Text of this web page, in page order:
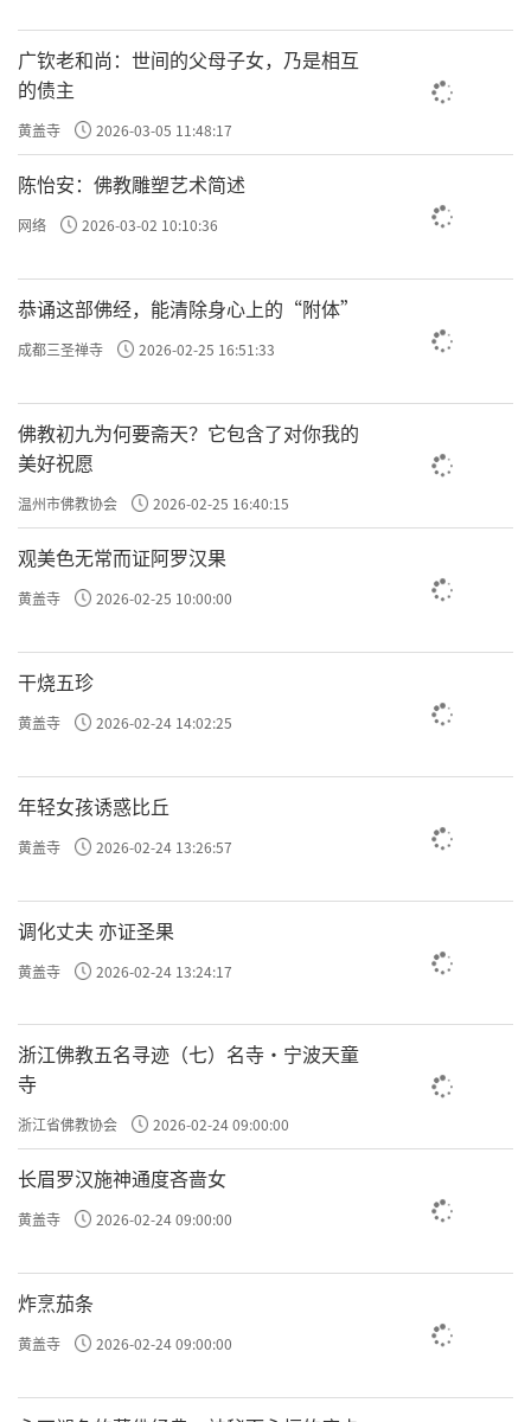
广钦老和尚：世间的父母子女，乃是相互
的债主
黄盖寺 2026-03-05 11:48:17
陈怡安：佛教雕塑艺术简述
网络 2026-03-02 10:10:36
恭诵这部佛经，能清除身心上的“附体”
成都三圣禅寺 2026-02-25 16:51:33
佛教初九为何要斋天？它包含了对你我的
美好祝愿
温州市佛教协会 2026-02-25 16:40:15
观美色无常而证阿罗汉果
黄盖寺 2026-02-25 10:00:00
干烧五珍
黄盖寺 2026-02-24 14:02:25
年轻女孩诱惑比丘
黄盖寺 2026-02-24 13:26:57
调化丈夫 亦证圣果
黄盖寺 2026-02-24 13:24:17
浙江佛教五名寻迹（七）名寺·宁波天童
寺
浙江省佛教协会 2026-02-24 09:00:00
长眉罗汉施神通度吝啬女
黄盖寺 2026-02-24 09:00:00
炸烹茄条
黄盖寺 2026-02-24 09:00:00